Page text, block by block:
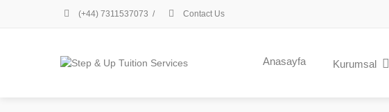
(+44) 7311537073 / Contact Us
Anasayfa Kurumsal